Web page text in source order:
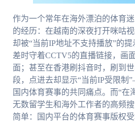
作为一个常年在海外漂泊的体育
的经历：在越南的深夜打开咪咕视
却被“当前IP地址不支持播放”的
差时守着CCTV5的直播链接，画
面；甚至在香港刷抖音时，刷到
段，点进去却显示“当前IP受限
国内体育赛事的共同痛点。而“在
无数留学生和海外工作者的高频
简单：国内平台的体育赛事版权